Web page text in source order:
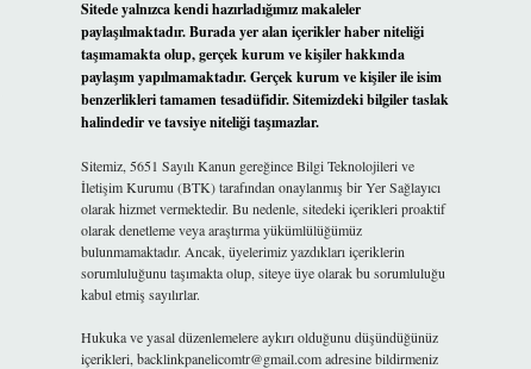
Sitede yalnızca kendi hazırladığımız makaleler
paylaşılmaktadır. Burada yer alan içerikler haber niteliği
taşımamakta olup, gerçek kurum ve kişiler hakkında
paylaşım yapılmamaktadır. Gerçek kurum ve kişiler ile isim
benzerlikleri tamamen tesadüfidir. Sitemizdeki bilgiler taslak
halindedir ve tavsiye niteliği taşımazlar.
Sitemiz, 5651 Sayılı Kanun gereğince Bilgi Teknolojileri ve
İletişim Kurumu (BTK) tarafından onaylanmış bir Yer Sağlayıcı
olarak hizmet vermektedir. Bu nedenle, sitedeki içerikleri proaktif
olarak denetleme veya araştırma yükümlülüğümüz
bulunmamaktadır. Ancak, üyelerimiz yazdıkları içeriklerin
sorumluluğunu taşımakta olup, siteye üye olarak bu sorumluluğu
kabul etmiş sayılırlar.
Hukuka ve yasal düzenlemelere aykırı olduğunu düşündüğünüz
içerikleri, backlinkpanelicomtr@gmail.comadresine bildirmeniz